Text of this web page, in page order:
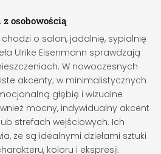
osobowością
o salon, jadalnię, sypialnię
Ulrike Eisenmann sprawdzają
W nowoczesnych
akcenty; w minimalistycznych
głębię i wizualne
mocny, indywidualny akcent
strefach wejściowych. Ich
że są idealnymi dziełami sztuki
koloru i ekspresji.